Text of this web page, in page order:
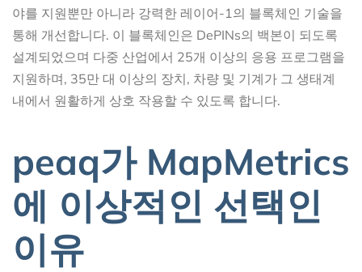
야를 지원뿐만 아니라 강력한 레이어-1의 블록체인 기술을
통해 개선합니다. 이 블록체인은 DePINs의 백본이 되도록
설계되었으며 다중 산업에서 25개 이상의 응용 프로그램을
지원하며, 35만 대 이상의 장치, 차량 및 기계가 그 생태계
내에서 원활하게 상호 작용할 수 있도록 합니다.
peaq가 MapMetrics
에 이상적인 선택인
이유